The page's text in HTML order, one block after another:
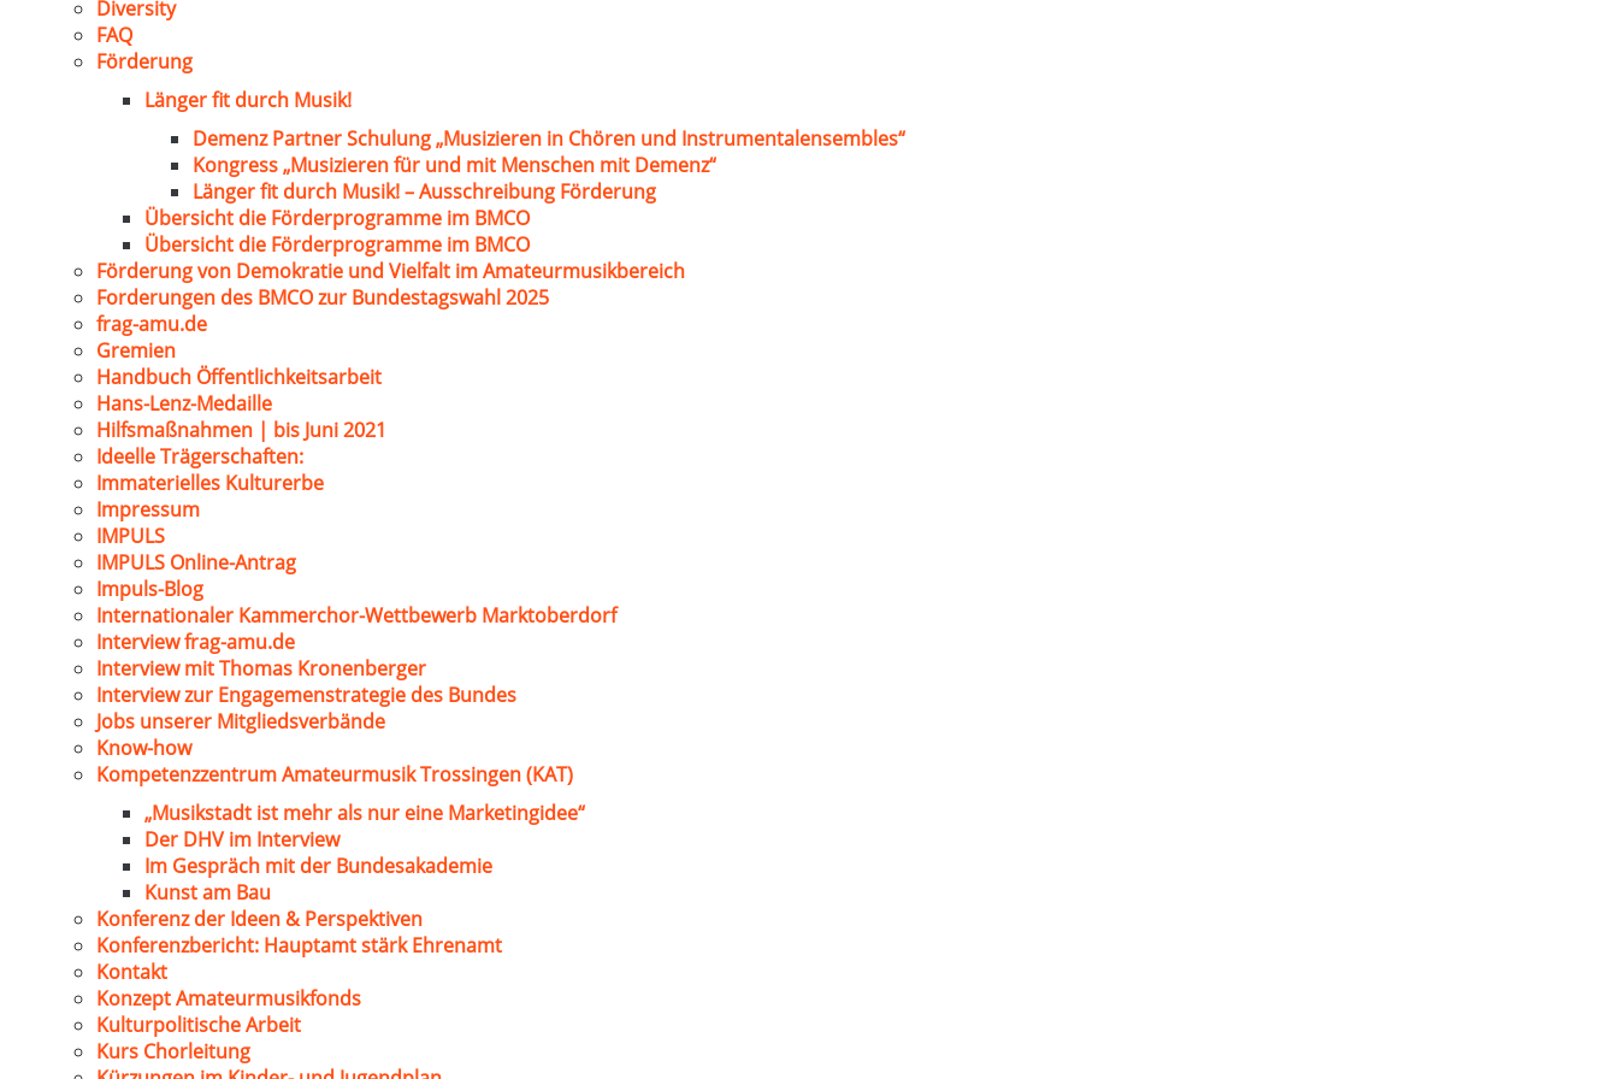
Diversity
FAQ
Förderung
Länger fit durch Musik!
Demenz Partner Schulung „Musizieren in Chören und Instrumentalensembles“
Kongress „Musizieren für und mit Menschen mit Demenz“
Länger fit durch Musik! – Ausschreibung Förderung
Übersicht die Förderprogramme im BMCO
Übersicht die Förderprogramme im BMCO
Förderung von Demokratie und Vielfalt im Amateurmusikbereich
Forderungen des BMCO zur Bundestagswahl 2025
frag-amu.de
Gremien
Handbuch Öffentlichkeitsarbeit
Hans-Lenz-Medaille
Hilfsmaßnahmen | bis Juni 2021
Ideelle Trägerschaften:
Immaterielles Kulturerbe
Impressum
IMPULS
IMPULS Online-Antrag
Impuls-Blog
Internationaler Kammerchor-Wettbewerb Marktoberdorf
Interview frag-amu.de
Interview mit Thomas Kronenberger
Interview zur Engagemenstrategie des Bundes
Jobs unserer Mitgliedsverbände
Know-how
Kompetenzzentrum Amateurmusik Trossingen (KAT)
„Musikstadt ist mehr als nur eine Marketingidee“
Der DHV im Interview
Im Gespräch mit der Bundesakademie
Kunst am Bau
Konferenz der Ideen & Perspektiven
Konferenzbericht: Hauptamt stärk Ehrenamt
Kontakt
Konzept Amateurmusikfonds
Kulturpolitische Arbeit
Kurs Chorleitung